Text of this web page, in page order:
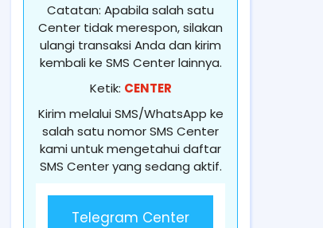
Catatan: Apabila salah satu
Center tidak merespon, silakan
ulangi transaksi Anda dan kirim
kembali ke SMS Center lainnya.
Ketik: CENTER
Kirim melalui SMS/WhatsApp ke
salah satu nomor SMS Center
kami untuk mengetahui daftar
SMS Center yang sedang aktif.
Telegram Center